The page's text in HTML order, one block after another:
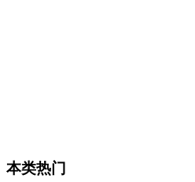
本类热门